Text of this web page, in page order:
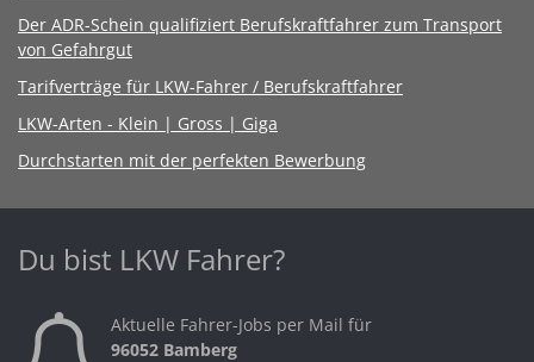
Der ADR-Schein qualifiziert Berufskraftfahrer zum Transport
von Gefahrgut
Tarifverträge für LKW-Fahrer / Berufskraftfahrer
LKW-Arten - Klein | Gross | Giga
Durchstarten mit der perfekten Bewerbung
Du bist LKW Fahrer?
Aktuelle Fahrer-Jobs per Mail für
96052 Bamberg